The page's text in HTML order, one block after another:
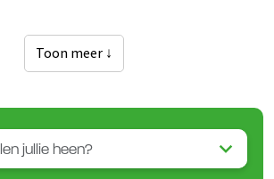
Toon meer ↓